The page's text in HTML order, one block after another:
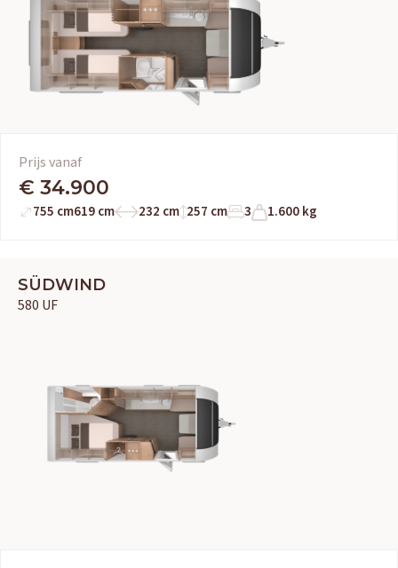
Prijs vanaf
€ 34.900
755 cm619 cm 232 cm 257 cm 3 1.600 kg
SÜDWIND
580 UF